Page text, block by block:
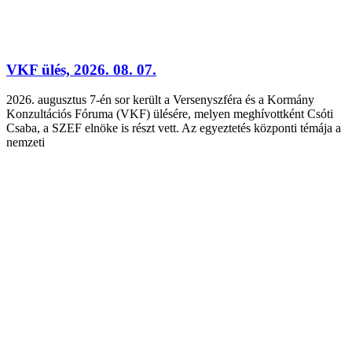
VKF ülés, 2026. 08. 07.
2026. augusztus 7-én sor került a Versenyszféra és a Kormány
Konzultációs Fóruma (VKF) ülésére, melyen meghívottként Csóti
Csaba, a SZEF elnöke is részt vett. Az egyeztetés központi témája a
nemzeti